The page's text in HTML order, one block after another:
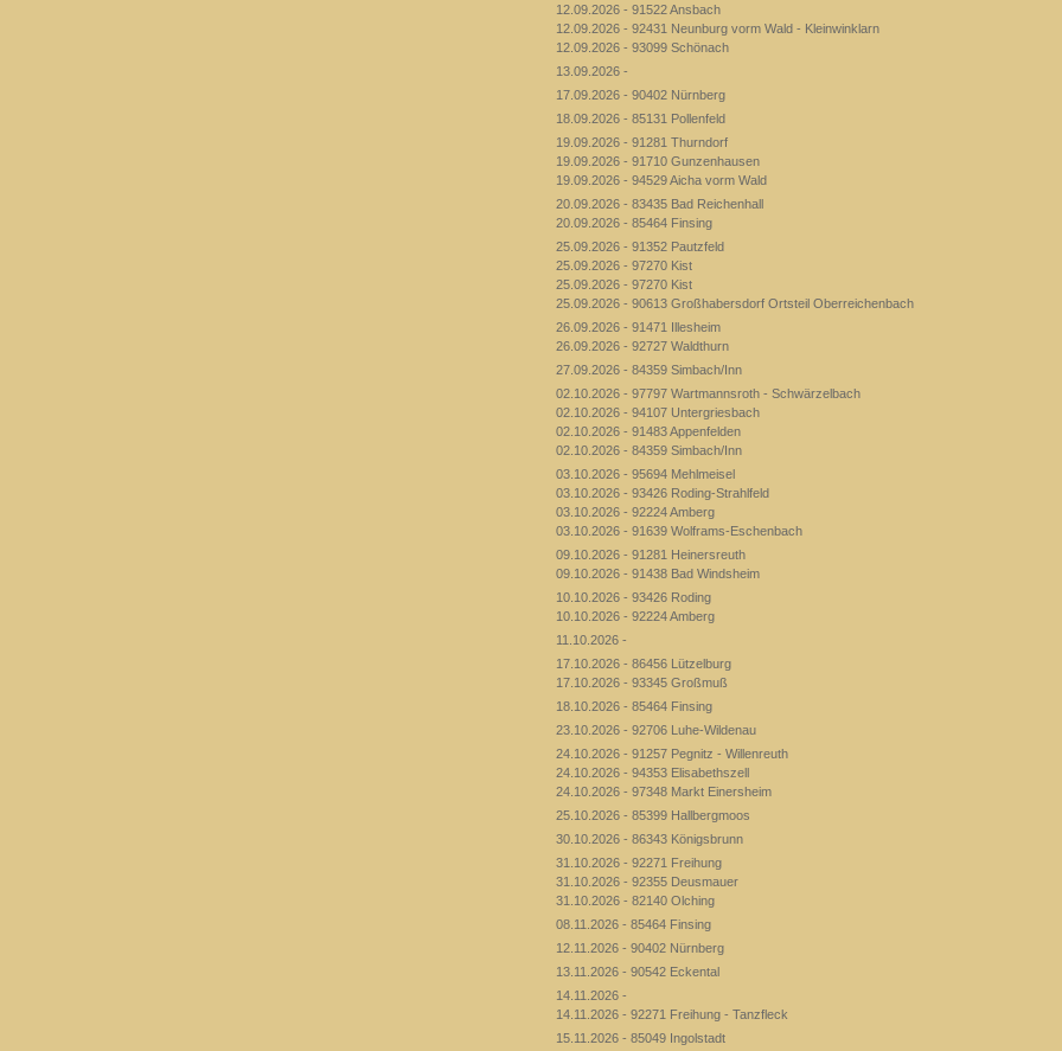
12.09.2026 - 91522 Ansbach
12.09.2026 - 92431 Neunburg vorm Wald - Kleinwinklarn
12.09.2026 - 93099 Schönach
13.09.2026 -
17.09.2026 - 90402 Nürnberg
18.09.2026 - 85131 Pollenfeld
19.09.2026 - 91281 Thurndorf
19.09.2026 - 91710 Gunzenhausen
19.09.2026 - 94529 Aicha vorm Wald
20.09.2026 - 83435 Bad Reichenhall
20.09.2026 - 85464 Finsing
25.09.2026 - 91352 Pautzfeld
25.09.2026 - 97270 Kist
25.09.2026 - 97270 Kist
25.09.2026 - 90613 Großhabersdorf Ortsteil Oberreichenbach
26.09.2026 - 91471 Illesheim
26.09.2026 - 92727 Waldthurn
27.09.2026 - 84359 Simbach/Inn
02.10.2026 - 97797 Wartmannsroth - Schwärzelbach
02.10.2026 - 94107 Untergriesbach
02.10.2026 - 91483 Appenfelden
02.10.2026 - 84359 Simbach/Inn
03.10.2026 - 95694 Mehlmeisel
03.10.2026 - 93426 Roding-Strahlfeld
03.10.2026 - 92224 Amberg
03.10.2026 - 91639 Wolframs-Eschenbach
09.10.2026 - 91281 Heinersreuth
09.10.2026 - 91438 Bad Windsheim
10.10.2026 - 93426 Roding
10.10.2026 - 92224 Amberg
11.10.2026 -
17.10.2026 - 86456 Lützelburg
17.10.2026 - 93345 Großmuß
18.10.2026 - 85464 Finsing
23.10.2026 - 92706 Luhe-Wildenau
24.10.2026 - 91257 Pegnitz - Willenreuth
24.10.2026 - 94353 Elisabethszell
24.10.2026 - 97348 Markt Einersheim
25.10.2026 - 85399 Hallbergmoos
30.10.2026 - 86343 Königsbrunn
31.10.2026 - 92271 Freihung
31.10.2026 - 92355 Deusmauer
31.10.2026 - 82140 Olching
08.11.2026 - 85464 Finsing
12.11.2026 - 90402 Nürnberg
13.11.2026 - 90542 Eckental
14.11.2026 -
14.11.2026 - 92271 Freihung - Tanzfleck
15.11.2026 - 85049 Ingolstadt